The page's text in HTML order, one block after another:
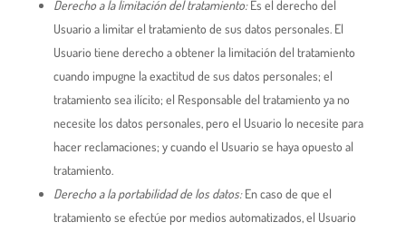
Derecho a la limitación del tratamiento:Es el derecho del
Usuario a limitar el tratamiento de sus datos personales. El
Usuario tiene derecho a obtener la limitación del tratamiento
cuando impugne la exactitud de sus datos personales; el
tratamiento sea ilícito; el Responsable del tratamiento ya no
necesite los datos personales, pero el Usuario lo necesite para
hacer reclamaciones; y cuando el Usuario se haya opuesto al
tratamiento.
Derecho a la portabilidad de los datos:En caso de que el
tratamiento se efectúe por medios automatizados, el Usuario